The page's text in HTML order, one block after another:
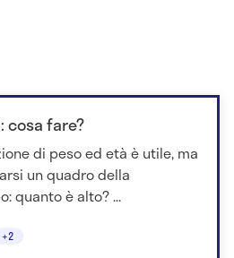
cosa fare?
di peso ed età è utile, ma
un quadro della
quanto è alto? ...
+2